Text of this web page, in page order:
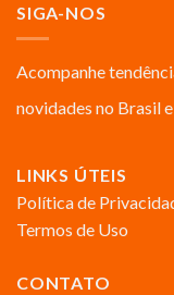
SIGA-NOS
Acompanhe
novidades no Brasil
LINKS ÚTEIS
Política de
Termos de Uso
CONTATO